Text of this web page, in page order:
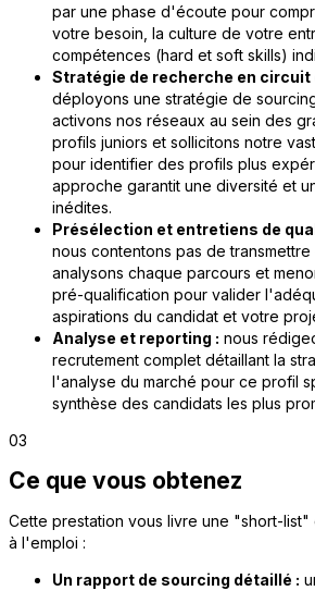
par une phase d'écoute pour
votre besoin, la culture de votre
compétences (hard et soft skills)
Stratégie de recherche en circuit
déployons une stratégie de
activons nos réseaux au sein des
profils juniors et sollicitons notre
pour identifier des profils plus
approche garantit une diversité et
inédites.
Présélection et entretiens de
nous contentons pas de transmettre
analysons chaque parcours et
pré-qualification pour valider
aspirations du candidat et votre
Analyse et reporting : nous
recrutement complet détaillant la
l'analyse du marché pour ce profil
synthèse des candidats les plus
03
Ce que vous obtenez
Cette prestation vous livre une "short-
à l'emploi :
Un rapport de sourcing détaillé :